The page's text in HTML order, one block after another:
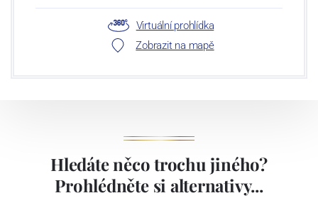
Virtuální prohlídka
Zobrazit na mapě
Hledáte něco trochu jiného?
Prohlédněte si alternativy...